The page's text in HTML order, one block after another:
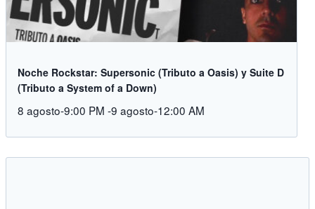
Noche Rockstar: Supersonic (Tributo a Oasis) y Suite D
(Tributo a System of a Down)
8 agosto-9:00 PM -9 agosto-12:00 AM